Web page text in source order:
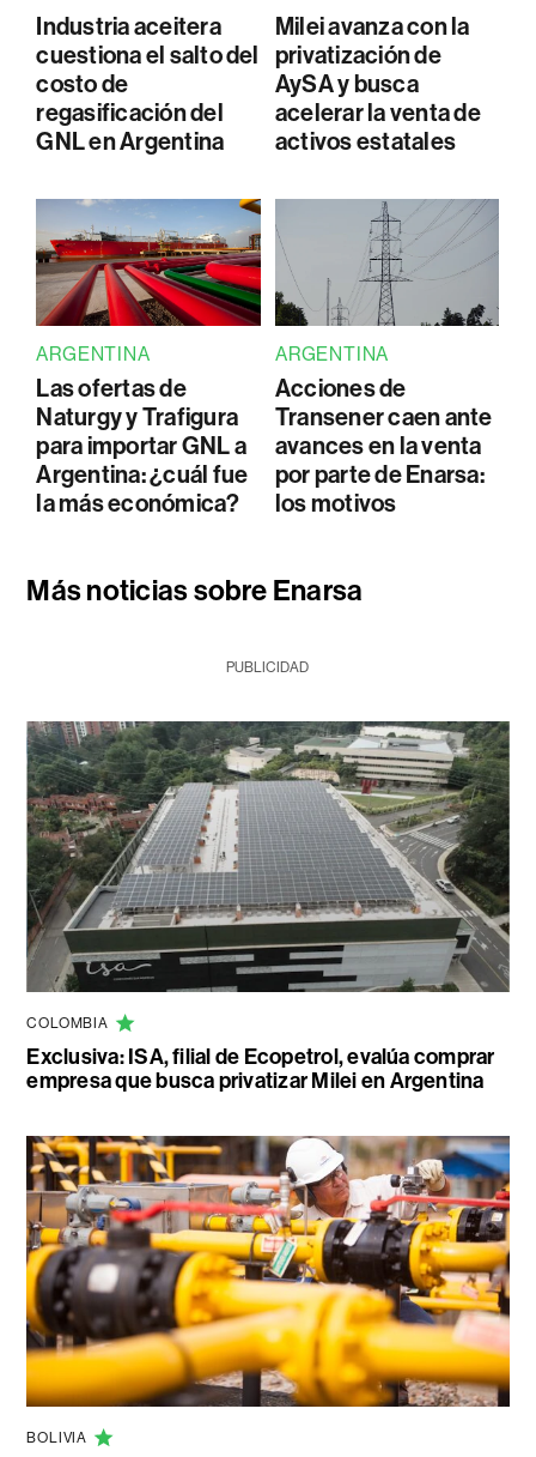
Industria aceitera
cuestiona el salto del
costo de
regasificación del
GNL en Argentina
Milei avanza con la
privatización de
AySA y busca
acelerar la venta de
activos estatales
ARGENTINA
Las ofertas de
Naturgy y Trafigura
para importar GNL a
Argentina: ¿cuál fue
la más económica?
ARGENTINA
Acciones de
Transener caen ante
avances en la venta
por parte de Enarsa:
los motivos
Más noticias sobre Enarsa
PUBLICIDAD
COLOMBIA
Exclusiva: ISA, filial de Ecopetrol, evalúa comprar
empresa que busca privatizar Milei en Argentina
BOLIVIA